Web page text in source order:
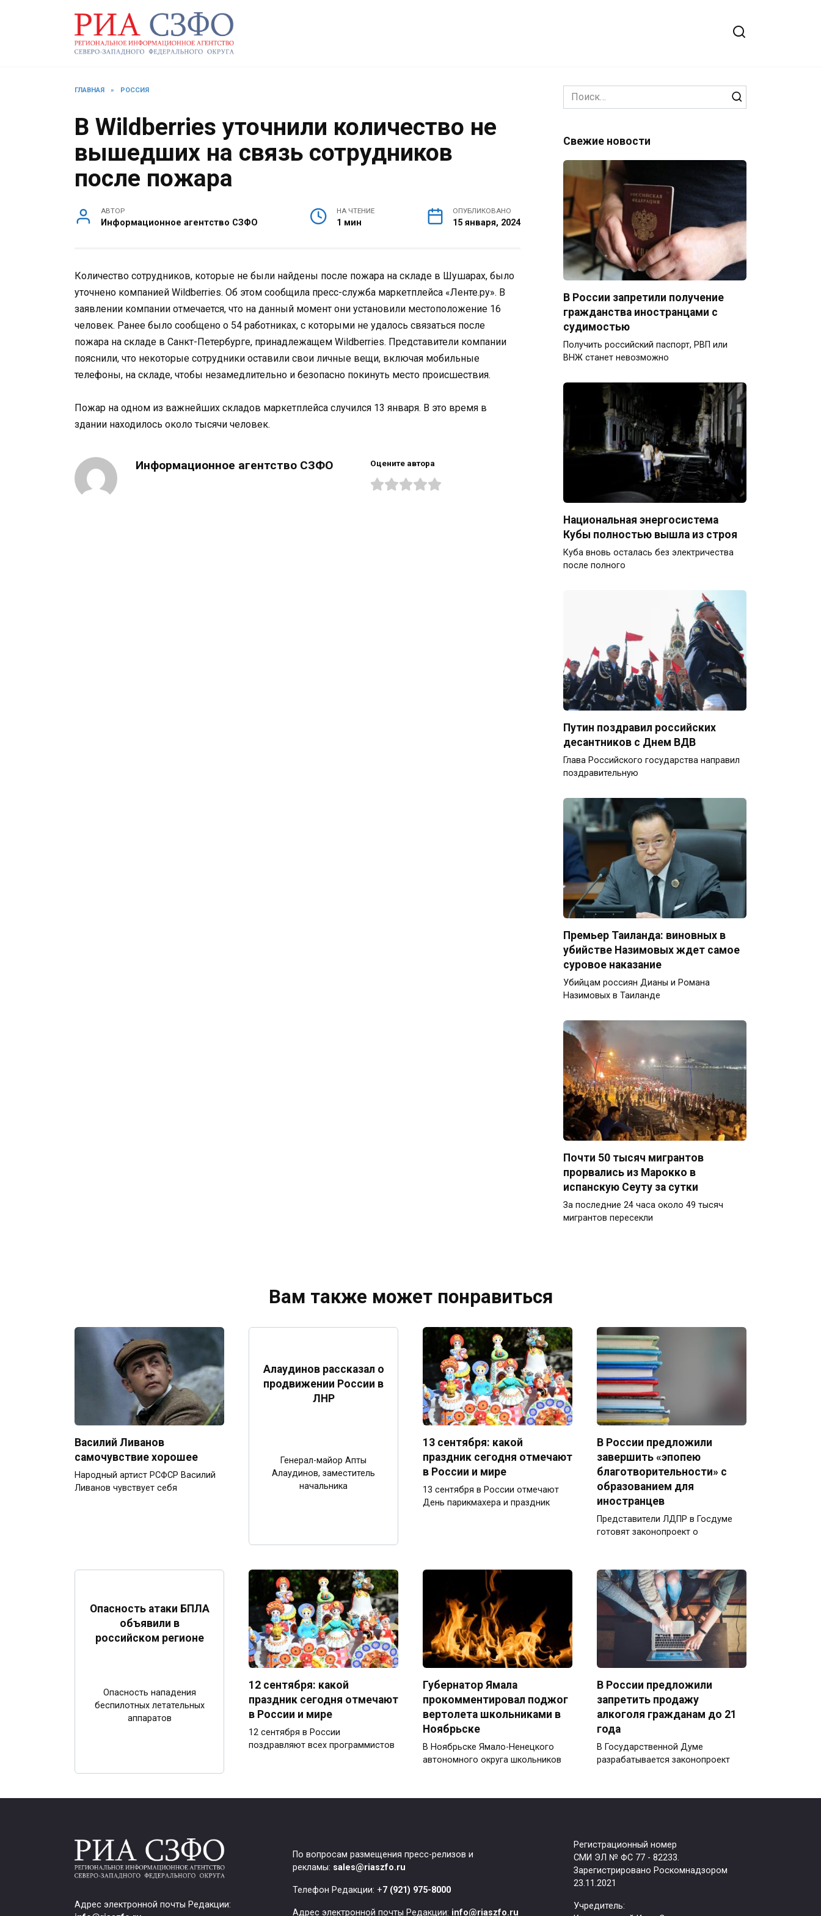
ГЛАВНАЯ » РОССИЯ
В Wildberries уточнили количество не
вышедших на связь сотрудников
после пожара
АВТОР
Информационное агентство СЗФО
НА ЧТЕНИЕ
1 мин
ОПУБЛИКОВАНО
15 января, 2024
Количество сотрудников, которые не были найдены после пожара на складе в Шушарах, было
уточнено компанией Wildberries. Об этом сообщила пресс-служба маркетплейса «Ленте.ру». В
заявлении компании отмечается, что на данный момент они установили местоположение 16
человек. Ранее было сообщено о 54 работниках, с которыми не удалось связаться после
пожара на складе в Санкт-Петербурге, принадлежащем Wildberries. Представители компании
пояснили, что некоторые сотрудники оставили свои личные вещи, включая мобильные
телефоны, на складе, чтобы незамедлительно и безопасно покинуть место происшествия.
Пожар на одном из важнейших складов маркетплейса случился 13 января. В это время в
здании находилось около тысячи человек.
Информационное агентство СЗФО Оцените автора
Search
for:
Свежие новости
В России запретили получение
гражданства иностранцами с
судимостью
Получить российский паспорт, РВП или
ВНЖ станет невозможно
Национальная энергосистема
Кубы полностью вышла из строя
Куба вновь осталась без электричества
после полного
Путин поздравил российских
десантников с Днем ВДВ
Глава Российского государства направил
поздравительную
Премьер Таиланда: виновных в
убийстве Назимовых ждет самое
суровое наказание
Убийцам россиян Дианы и Романа
Назимовых в Таиланде
Почти 50 тысяч мигрантов
прорвались из Марокко в
испанскую Сеуту за сутки
За последние 24 часа около 49 тысяч
мигрантов пересекли
Вам также может понравиться
Василий Ливанов
самочувствие хорошее
Народный артист РСФСР Василий
Ливанов чувствует себя
Алаудинов рассказал о
продвижении России в
ЛНР
Генерал-майор Апты
Алаудинов, заместитель
начальника
13 сентября: какой
праздник сегодня отмечают
в России и мире
13 сентября в России отмечают
День парикмахера и праздник
В России предложили
завершить «эпопею
благотворительности» с
образованием для
иностранцев
Представители ЛДПР в Госдуме
готовят законопроект о
Опасность атаки БПЛА
объявили в
российском регионе
Опасность нападения
беспилотных летательных
аппаратов
12 сентября: какой
праздник сегодня отмечают
в России и мире
12 сентября в России
поздравляют всех программистов
Губернатор Ямала
прокомментировал поджог
вертолета школьниками в
Ноябрьске
В Ноябрьске Ямало-Ненецкого
автономного округа школьников
В России предложили
запретить продажу
алкоголя гражданам до 21
года
В Государственной Думе
разрабатывается законопроект
Адрес электронной почты Редакции:
По вопросам размещения пресс-релизов и
рекламы: sales@riaszfo.ru
Телефон Редакции: +7 (921) 975-8000
Адрес электронной почты Редакции: info@riaszfo.ru
Регистрационный номер
СМИ ЭЛ № ФС 77 - 82233.
Зарегистрировано Роскомнадзором
23.11.2021
Учредитель: